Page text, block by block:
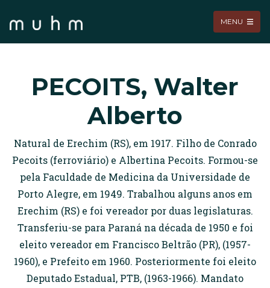
MENU
PECOITS, Walter
Alberto
Natural de Erechim (RS), em 1917. Filho de Conrado
Pecoits (ferroviário) e Albertina Pecoits. Formou-se
pela Faculdade de Medicina da Universidade de
Porto Alegre, em 1949. Trabalhou alguns anos em
Erechim (RS) e foi vereador por duas legislaturas.
Transferiu-se para Paraná na década de 1950 e foi
eleito vereador em Francisco Beltrão (PR), (1957-
1960), e Prefeito em 1960. Posteriormente foi eleito
Deputado Estadual, PTB, (1963-1966). Mandato